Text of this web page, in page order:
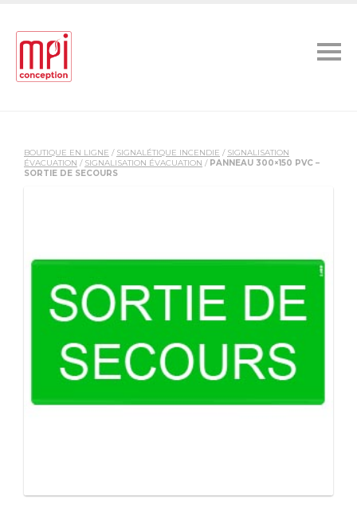
BOUTIQUE EN LIGNE / SIGNALÉTIQUE INCENDIE / SIGNALISATION
ÉVACUATION / SIGNALISATION ÉVACUATION / PANNEAU 300×150 PVC –
SORTIE DE SECOURS